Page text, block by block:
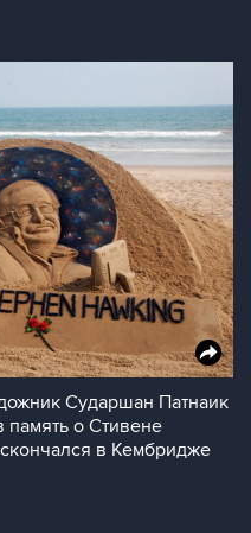
Сударшан Патнаик
память о Стивене
в Кембридже